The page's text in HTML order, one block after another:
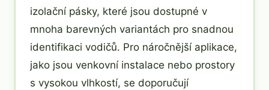
izolační pásky, které jsou dostupné v
mnoha barevných variantách pro snadnou
identifikaci vodičů. Pro náročnější aplikace,
jako jsou venkovní instalace nebo prostory
s vysokou vlhkostí, se doporučují